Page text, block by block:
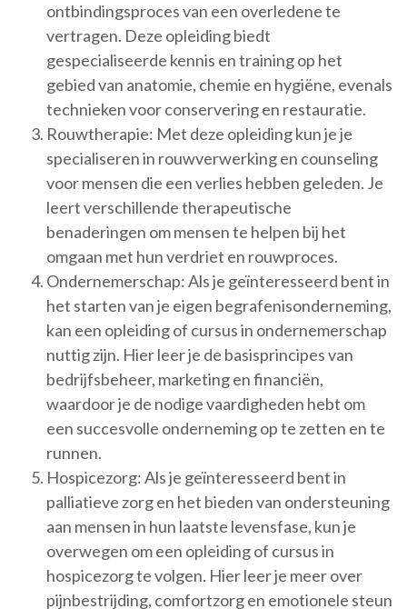
ontbindingsproces van een overledene te
vertragen. Deze opleiding biedt
gespecialiseerde kennis en training op het
gebied van anatomie, chemie en hygiëne, evenals
technieken voor conservering en restauratie.
Rouwtherapie: Met deze opleiding kun je je
specialiseren in rouwverwerking en counseling
voor mensen die een verlies hebben geleden. Je
leert verschillende therapeutische
benaderingen om mensen te helpen bij het
omgaan met hun verdriet en rouwproces.
Ondernemerschap: Als je geïnteresseerd bent in
het starten van je eigen begrafenisonderneming,
kan een opleiding of cursus in ondernemerschap
nuttig zijn. Hier leer je de basisprincipes van
bedrijfsbeheer, marketing en financiën,
waardoor je de nodige vaardigheden hebt om
een succesvolle onderneming op te zetten en te
runnen.
Hospicezorg: Als je geïnteresseerd bent in
palliatieve zorg en het bieden van ondersteuning
aan mensen in hun laatste levensfase, kun je
overwegen om een opleiding of cursus in
hospicezorg te volgen. Hier leer je meer over
pijnbestrijding, comfortzorg en emotionele steun